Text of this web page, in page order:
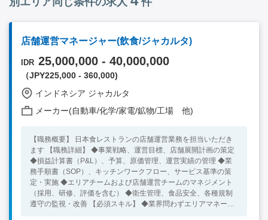
店舗運営マネージャー(飲食/ジャカルタ)
IDR 25,000,000 - 40,000,000
（JPY225,000 - 360,000)
インドネシア ジャカルタ
メーカー(自動車/化学/家電/鉱物/工場 他)
【職務概要】 日本食レストランの店舗運営業務を担当いただき
ます 【職務詳細】 ◆事業戦略、運営目標、店舗展開計画の策定
◆損益計算書（P&L）、予算、原価管理、運営実績の管理 ◆業
務手順書（SOP）、キッチンワークフロー、サービス基準の策
定・実施 ◆エリアチームおよび店舗運営チームのマネジメント
（採用、研修、評価を含む） ◆衛生管理、食品安全、各種規制
遵守の監視・改善 【必須スキル】 ◆業界問わずエリアマネージ